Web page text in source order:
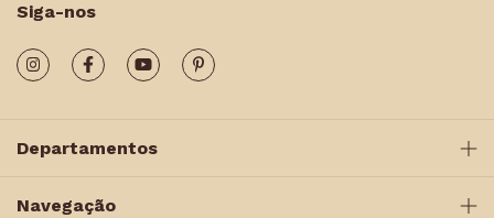
Siga-nos
Departamentos
Navegação